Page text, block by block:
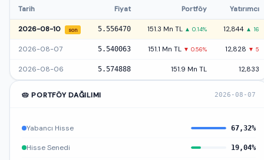
Tarih Fiyat Portföy Yatırımcı
2026-08-10 son 5.556470 151.3 Mn TL ▲ 0.14% 12,844 ▲ 16
2026-08-07 5.540063 151.1 Mn TL ▼ 0.56% 12,828 ▼ 5
2026-08-06 5.574888 151.9 Mn TL 12,833
🥧 PORTFÖY DAĞILIMI 2026-08-07
Yabancı Hisse 67,32%
Hisse Senedi 19,04%